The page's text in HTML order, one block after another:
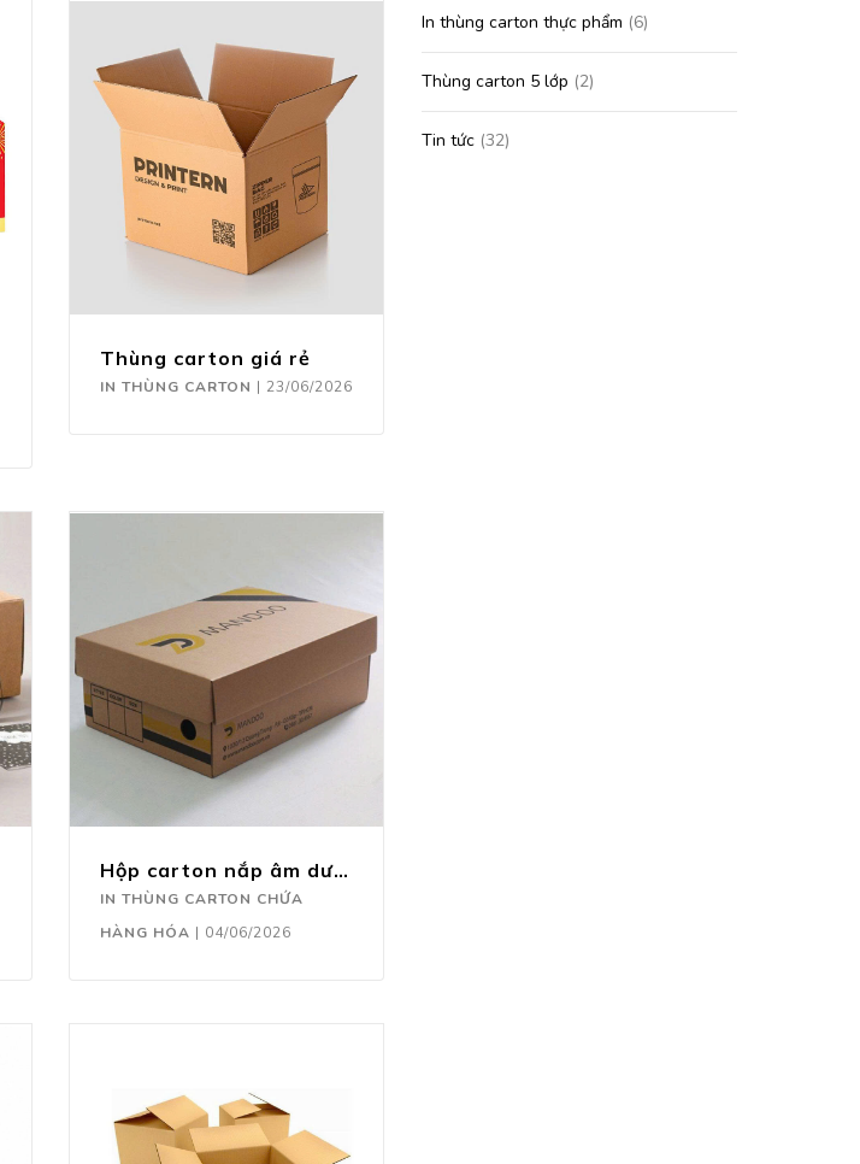
Thùng carton giá rẻ
IN THÙNG CARTON | 23/06/2026
Hộp carton nắp âm dương
IN THÙNG CARTON CHỨA
HÀNG HÓA | 04/06/2026
In thùng carton thực phẩm (6)
Thùng carton 5 lớp (2)
Tin tức(32)